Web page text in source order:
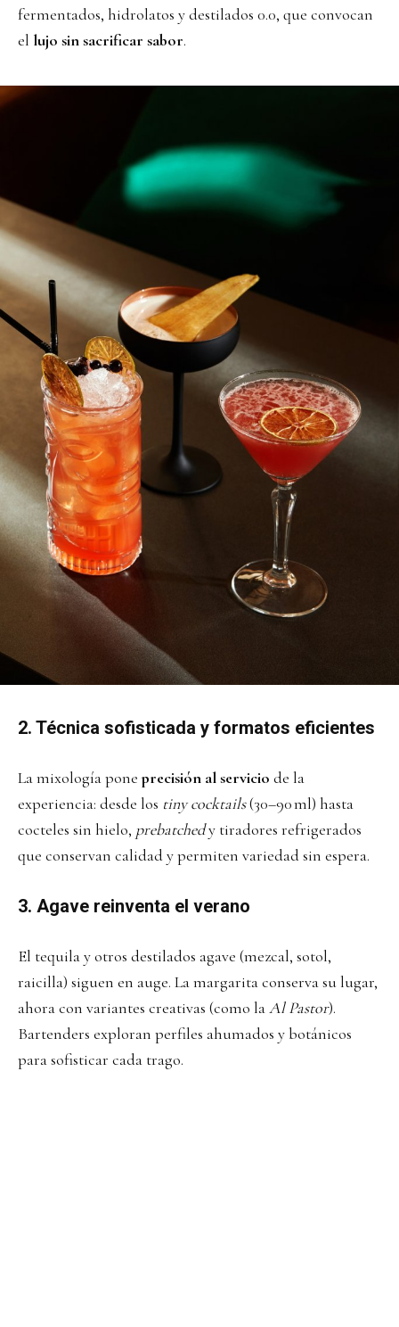
fermentados, hidrolatos y destilados 0.0, que convocan
el lujo sin sacrificar sabor.
2. Técnica sofisticada y formatos eficientes
La mixología poneprecisión al servicio de la
experiencia: desde los tiny cocktails(30–90 ml) hasta
cocteles sin hielo, prebatchedy tiradores refrigerados
que conservan calidad y permiten variedad sin espera.
3. Agave reinventa el verano
El tequila y otros destilados agave (mezcal, sotol,
raicilla) siguen en auge. La margarita conserva su lugar,
ahora con variantes creativas (como laAl Pastor).
Bartenders exploran perfiles ahumados y botánicos
para sofisticar cada trago.